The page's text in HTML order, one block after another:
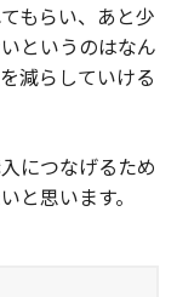
もらい、あと少
というのはなん
減らしていける
につなげるため
と思います。